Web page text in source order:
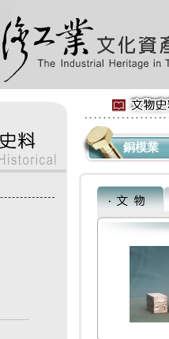
銅模業